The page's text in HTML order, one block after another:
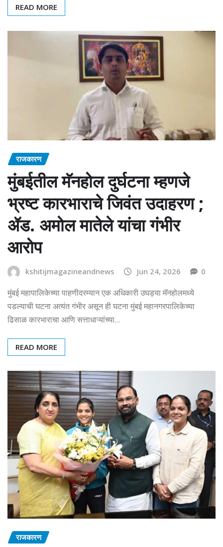
READ MORE
राजकारण
मुंबईतील मॅनहोल दुर्घटना म्हणजे
भ्रष्ट कारभाराचे जिवंत उदाहरण ;
ॲड. अमोल मातेले यांचा गंभीर
आरोप
kshitijmagazineandnews Jun 24, 2026 0
मुंबई महापालिकेच्या पाहणीदरम्यान एक अधिकारी उघड्या मॅनहोलमध्ये
पडल्याची घटना अत्यंत गंभीर असून ही घटना मुंबई महानगरपालिकेच्या
ढिसाळ कारभाराचा आणि सत्ताधाऱ्यांच्या…
READ MORE
राजकारण